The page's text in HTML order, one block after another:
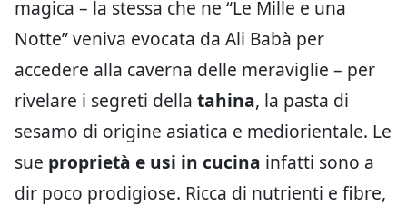
magica – la stessa che ne “Le Mille e una
Notte” veniva evocata da Ali Babà per
accedere alla caverna delle meraviglie – per
rivelare i segreti della tahina, la pasta di
sesamo di origine asiatica e mediorientale. Le
sue proprietà e usi in cucina infatti sono a
dir poco prodigiose. Ricca di nutrienti e fibre,